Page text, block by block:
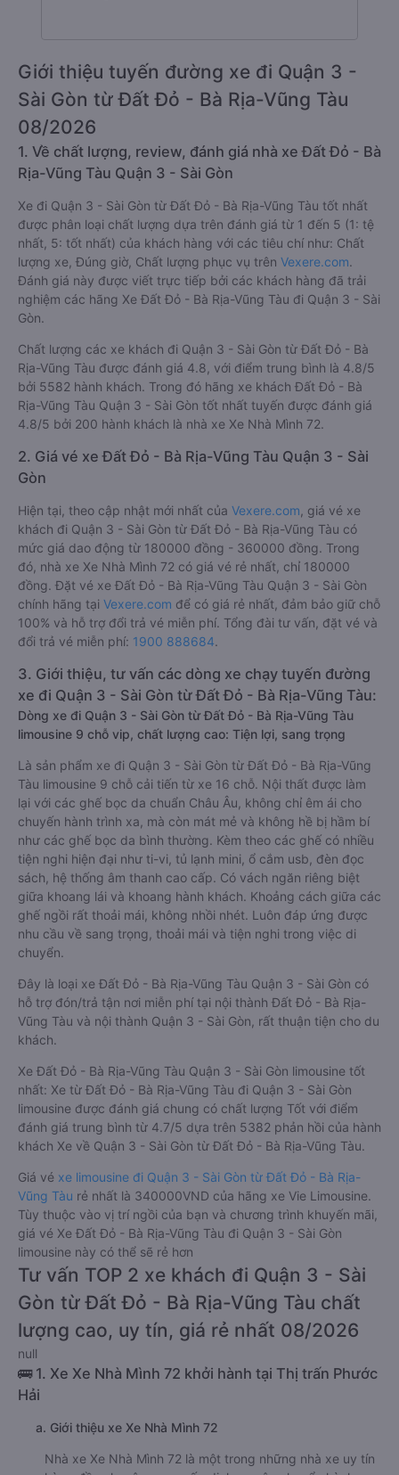
Giới thiệu tuyến đường xe đi Quận 3 -
Sài Gòn từ Đất Đỏ - Bà Rịa-Vũng Tàu
08/2026
1. Về chất lượng, review, đánh giá nhà xe Đất Đỏ - Bà
Rịa-Vũng Tàu Quận 3 - Sài Gòn
Xe đi Quận 3 - Sài Gòn từ Đất Đỏ - Bà Rịa-Vũng Tàu tốt nhất
được phân loại chất lượng dựa trên đánh giá từ 1 đến 5 (1: tệ
nhất, 5: tốt nhất) của khách hàng với các tiêu chí như: Chất
lượng xe, Đúng giờ, Chất lượng phục vụ trên Vexere.com.
Đánh giá này được viết trực tiếp bởi các khách hàng đã trải
nghiệm các hãng Xe Đất Đỏ - Bà Rịa-Vũng Tàu đi Quận 3 - Sài
Gòn.
Chất lượng các xe khách đi Quận 3 - Sài Gòn từ Đất Đỏ - Bà
Rịa-Vũng Tàu được đánh giá 4.8, với điểm trung bình là 4.8/5
bởi 5582 hành khách. Trong đó hãng xe khách Đất Đỏ - Bà
Rịa-Vũng Tàu Quận 3 - Sài Gòn tốt nhất tuyến được đánh giá
4.8/5 bởi 200 hành khách là nhà xe Xe Nhà Mình 72.
2. Giá vé xe Đất Đỏ - Bà Rịa-Vũng Tàu Quận 3 - Sài
Gòn
Hiện tại, theo cập nhật mới nhất của Vexere.com , giá vé xe
khách đi Quận 3 - Sài Gòn từ Đất Đỏ - Bà Rịa-Vũng Tàu có
mức giá dao động từ 180000 đồng - 360000 đồng. Trong
đó, nhà xe Xe Nhà Mình 72 có giá vé rẻ nhất, chỉ 180000
đồng. Đặt vé xe Đất Đỏ - Bà Rịa-Vũng Tàu Quận 3 - Sài Gòn
chính hãng tại Vexere.com để có giá rẻ nhất, đảm bảo giữ chỗ
100% và hỗ trợ đổi trả vé miễn phí. Tổng đài tư vấn, đặt vé và
đổi trả vé miễn phí: 1900 888684.
3. Giới thiệu, tư vấn các dòng xe chạy tuyến đường
xe đi Quận 3 - Sài Gòn từ Đất Đỏ - Bà Rịa-Vũng Tàu:
Dòng xe đi Quận 3 - Sài Gòn từ Đất Đỏ - Bà Rịa-Vũng Tàu
limousine 9 chỗ vip, chất lượng cao: Tiện lợi, sang trọng
Là sản phẩm xe đi Quận 3 - Sài Gòn từ Đất Đỏ - Bà Rịa-Vũng
Tàu limousine 9 chỗ cải tiến từ xe 16 chỗ. Nội thất được làm
lại với các ghế bọc da chuẩn Châu Âu, không chỉ êm ái cho
chuyến hành trình xa, mà còn mát mẻ và không hề bị hầm bí
như các ghế bọc da bình thường. Kèm theo các ghế có nhiều
tiện nghi hiện đại như ti-vi, tủ lạnh mini, ổ cắm usb, đèn đọc
sách, hệ thống âm thanh cao cấp. Có vách ngăn riêng biệt
giữa khoang lái và khoang hành khách. Khoảng cách giữa các
ghế ngồi rất thoải mái, không nhồi nhét. Luôn đáp ứng được
nhu cầu về sang trọng, thoải mái và tiện nghi trong việc di
chuyển.
Đây là loại xe Đất Đỏ - Bà Rịa-Vũng Tàu Quận 3 - Sài Gòn có
hỗ trợ đón/trả tận nơi miễn phí tại nội thành Đất Đỏ - Bà Rịa-
Vũng Tàu và nội thành Quận 3 - Sài Gòn, rất thuận tiện cho du
khách.
Xe Đất Đỏ - Bà Rịa-Vũng Tàu Quận 3 - Sài Gòn limousine tốt
nhất: Xe từ Đất Đỏ - Bà Rịa-Vũng Tàu đi Quận 3 - Sài Gòn
limousine được đánh giá chung có chất lượng Tốt với điểm
đánh giá trung bình từ 4.7/5 dựa trên 5382 phản hồi của hành
khách Xe về Quận 3 - Sài Gòn từ Đất Đỏ - Bà Rịa-Vũng Tàu.
Giá vé xe limousine đi Quận 3 - Sài Gòn từ Đất Đỏ - Bà Rịa-
Vũng Tàu rẻ nhất là 340000VND của hãng xe Vie Limousine.
Tùy thuộc vào vị trí ngồi của bạn và chương trình khuyến mãi,
giá vé Xe Đất Đỏ - Bà Rịa-Vũng Tàu đi Quận 3 - Sài Gòn
limousine này có thể sẽ rẻ hơn
Tư vấn TOP 2 xe khách đi Quận 3 - Sài
Gòn từ Đất Đỏ - Bà Rịa-Vũng Tàu chất
lượng cao, uy tín, giá rẻ nhất 08/2026
null
🚌 1. Xe Xe Nhà Mình 72 khởi hành tại Thị trấn Phước
Hải
a. Giới thiệu xe Xe Nhà Mình 72
Nhà xe Xe Nhà Mình 72 là một trong những nhà xe uy tín